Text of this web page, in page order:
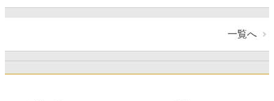
一覧へ